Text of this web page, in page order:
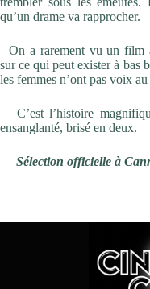
qu’un drame va rapprocher.
On a rarement vu un film
sur ce qui peut exister à bas
les femmes n’ont pas voix
C’est l’histoire
ensanglanté, brisé en deux.
Sélection officielle à